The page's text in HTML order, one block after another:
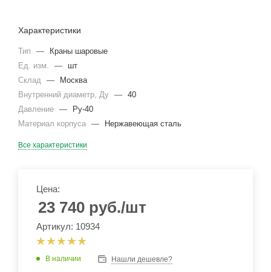
Характеристики
Тип —
Краны шаровые
Ед. изм.
—
шт
Склад —
Москва
Внутренний диаметр, Ду — 40
Давление —
Ру-40
Материал корпуса — Нержавеющая сталь
Все характеристики
Цена:
23 740 руб./шт
Артикул: 10934
В наличии Нашли дешевле?